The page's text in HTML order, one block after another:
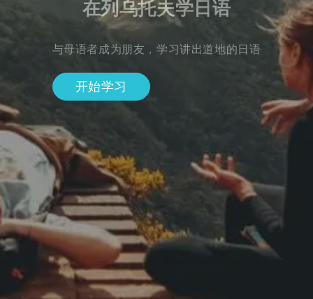
在列乌托夫学日语
与母语者成为朋友，学习讲出道地的日语
开始学习